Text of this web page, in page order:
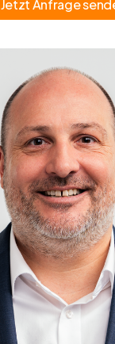
Jetzt Anfrage